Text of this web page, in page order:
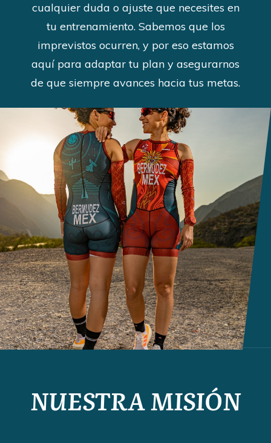
cualquier duda o ajuste que necesites en
tu entrenamiento. Sabemos que los
imprevistos ocurren, y por eso estamos
aquí para adaptar tu plan y asegurarnos
de que siempre avances hacia tus metas.
NUESTRA MISIÓN